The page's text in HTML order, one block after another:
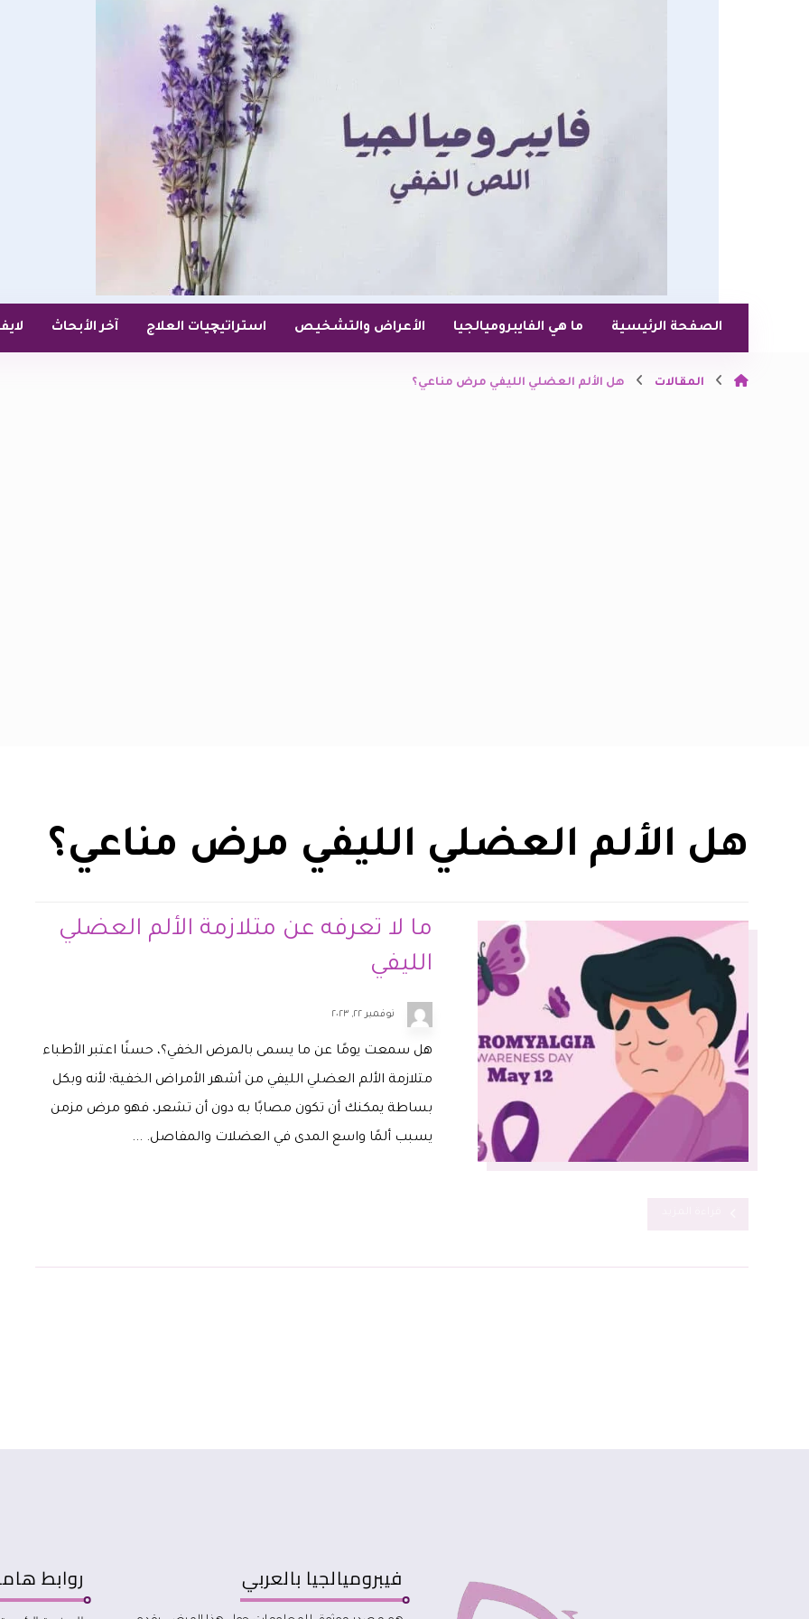
الصفحة الرئيسية ما هي الفايبروميالجيا الأعراض والتشخيص استراتيچيات العلاج آخر الأبحاث
المقالات هل الألم العضلي الليفي مرض مناعي؟
هل الألم العضلي الليفي مرض مناعي؟
ما لا تعرفه عن متلازمة الألم العضلي
الليفي
نوفمبر ٢٢, ٢٠٢٣
هل سمعت يومًا عن ما يسمى بالمرض الخفي؟، حسنًا اعتبر الأطباء
متلازمة الألم العضلي الليفي من أشهر الأمراض الخفية؛ لأنه وبكل
بساطة يمكنك أن تكون مصابًا به دون أن تشعر، فهو مرض مزمن
يسبب ألمًا واسع المدى في العضلات والمفاصل. ...
فيبروميالجيا بالعربي روابط